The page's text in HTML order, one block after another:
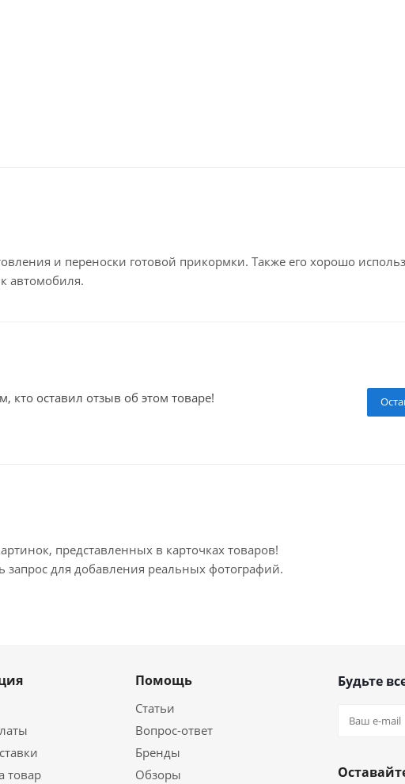
и переноски готовой прикормки. Также его хорошо
автомобиля.
кто оставил отзыв об этом товаре!
представленных в карточках товаров!
для добавления реальных фотографий.
товар
Помощь
Статьи
Вопрос-ответ
Бренды
Обзоры
Будьте